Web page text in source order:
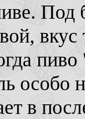
особо
в